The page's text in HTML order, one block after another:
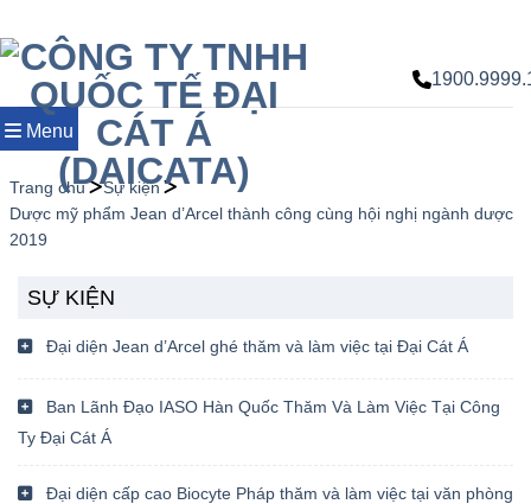
đến
nội
dung
Menu
Trang chủ
Sự kiện
Dược mỹ phẩm Jean d’Arcel thành công cùng hội nghị ngành dược
2019
SỰ KIỆN
Đại diện Jean d’Arcel ghé thăm và làm việc tại Đại Cát Á
Ban Lãnh Đạo IASO Hàn Quốc Thăm Và Làm Việc Tại Công
Ty Đại Cát Á
Đại diện cấp cao Biocyte Pháp thăm và làm việc tại văn phòng